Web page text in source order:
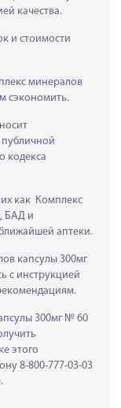
качества.
и стоимости
минералов
сэкономить.
публичной
кодекса
как  Комплекс
БАД и
аптеки.
капсулы 300мг
с инструкцией
300мг № 60
этого
8-800-777-03-03